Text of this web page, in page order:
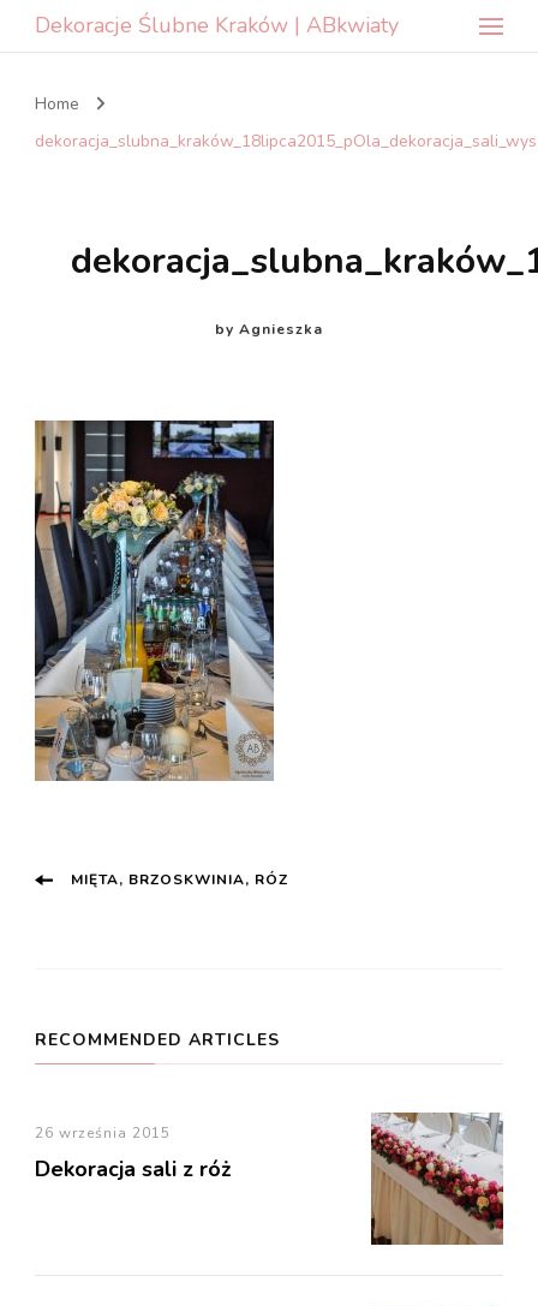
Dekoracje Ślubne Kraków | ABkwiaty
Home
by Agnieszka
Post
MIĘTA, BRZOSKWINIA, RÓZ
RECOMMENDED ARTICLES
26 września 2015
Dekoracja sali z róż